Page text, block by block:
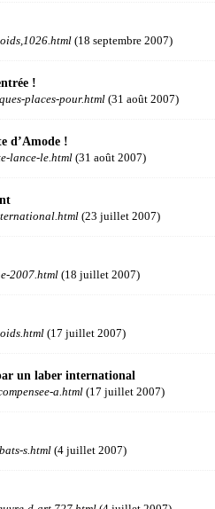
(18 septembre 2007)
!
places-pour.html (31 août 2007)
d’Amode !
lance-le.html (31 août 2007)
(23 juillet 2007)
2007.html (18 juillet 2007)
(17 juillet 2007)
un laber international
a.html (17 juillet 2007)
s.html (4 juillet 2007)